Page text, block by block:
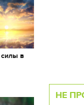
силы в
НЕ